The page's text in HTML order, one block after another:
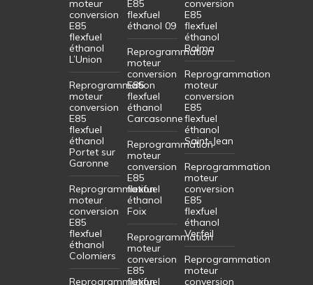
moteur
conversion
E85
flexfuel
éthanol
L’Union
Reprogrammation
moteur
conversion
E85
flexfuel
éthanol
Portet sur
Garonne
Reprogrammation
moteur
conversion
E85
flexfuel
éthanol
Colomiers
Reprogrammation
E85
flexfuel
éthanol 09
Reprogrammation
moteur
conversion
E85
flexfuel
éthanol
Carcasonne
Reprogrammation
moteur
conversion
E85
flexfuel
éthanol
Foix
Reprogrammation
moteur
conversion
E85
flexfuel
conversion
E85
flexfuel
éthanol
Balma
Reprogrammation
moteur
conversion
E85
flexfuel
éthanol
Saint-Jean
Reprogrammation
moteur
conversion
E85
flexfuel
éthanol
Verfeil
Reprogrammation
moteur
conversion